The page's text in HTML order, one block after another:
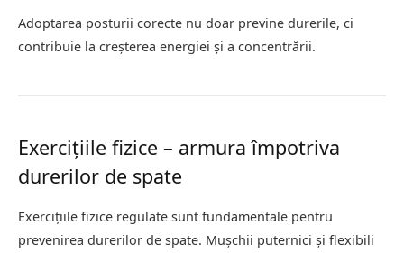
Adoptarea posturii corecte nu doar previne durerile, ci
contribuie la creșterea energiei și a concentrării.
Exercițiile fizice – armura împotriva
durerilor de spate
Exercițiile fizice regulate sunt fundamentale pentru
prevenirea durerilor de spate. Mușchii puternici și flexibili